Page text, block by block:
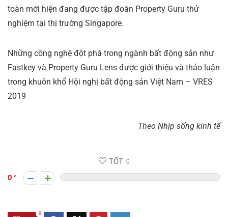
toàn mới hiện đang được tập đoàn Property Guru thử
nghiệm tại thị trường Singapore.
Những công nghệ đột phá trong ngành bất động sản như
Fastkey và Property Guru Lens được giới thiệu và thảo luận
trong khuôn khổ Hội nghị bất động sản Việt Nam – VRES
2019
Theo Nhịp sống kinh tế
TỐT 0
0
0